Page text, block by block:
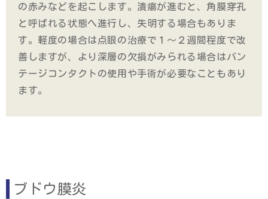
の赤みなどを起こします。潰瘍が進むと、角膜穿孔
と呼ばれる状態へ進行し、失明する場合もありま
す。軽度の場合は点眼の治療で１～２週間程度で改
善しますが、より深層の欠損がみられる場合はバン
テージコンタクトの使用や手術が必要なこともあり
ます。
ブドウ膜炎